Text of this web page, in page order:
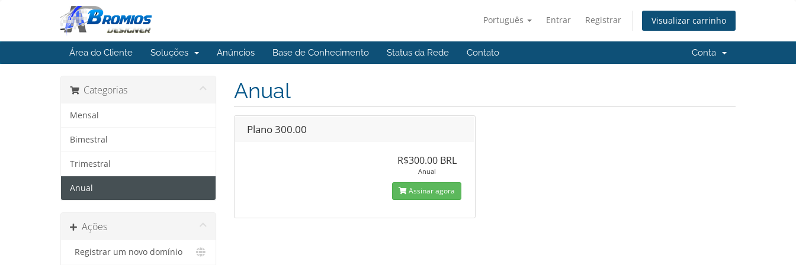
Português Entrar Registrar Visualizar carrinho
Área do Cliente Soluções Anúncios Base de Conhecimento Status da Rede Contato Conta
Categorias
Mensal
Bimestral
Trimestral
Anual
Ações
Registrar um novo domínio
Anual
Plano 300.00
R$300.00 BRL
Anual
Assinar agora